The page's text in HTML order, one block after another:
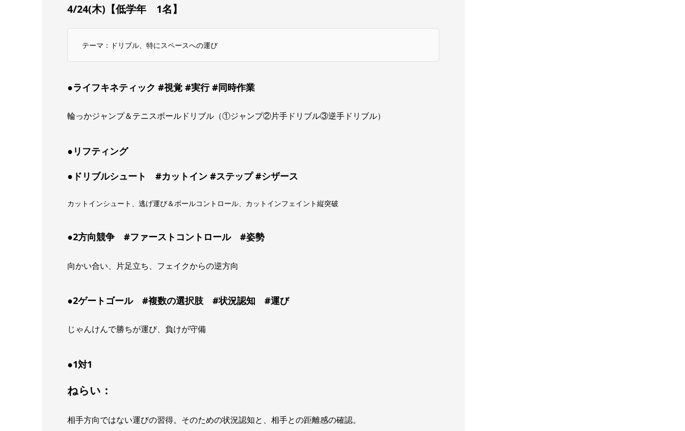
4/24(木)【低学年 1名】
テーマ：ドリブル、特にスペースへの運び
●ライフキネティック #視覚 #実行 #同時作業
輪っかジャンプ＆テニスボールドリブル（①ジャンプ②片手ドリブル③逆手ドリブル）
●リフティング
●ドリブルシュート #カットイン #ステップ #シザース
カットインシュート、逃げ運び＆ボールコントロール、カットインフェイント縦突破
●2方向競争 #ファーストコントロール #姿勢
向かい合い、片足立ち、フェイクからの逆方向
●2ゲートゴール #複数の選択肢 #状況認知 #運び
じゃんけんで勝ちが運び、負けが守備
●1対1
ねらい：
相手方向ではない運びの習得。そのための状況認知と、相手との距離感の確認。